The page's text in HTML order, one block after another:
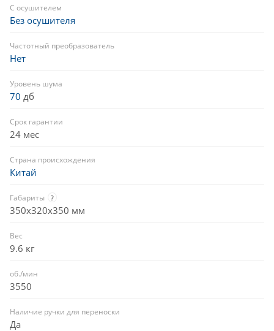
С осушителем
Без осушителя
Частотный преобразователь
Нет
Уровень шума
70 дб
Срок гарантии
24 мес
Страна происхождения
Китай
Габариты ?
350x320x350 мм
Вес
9.6 кг
об./мин
3550
Наличие ручки для переноски
Да